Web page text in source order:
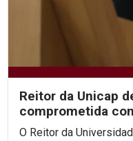
Reitor da Unicap
comprometida
contemporâneas
O Reitor da